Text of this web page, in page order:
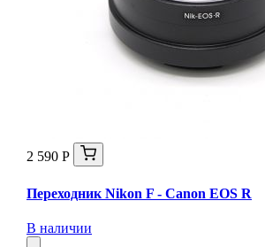
2 590 Р
Переходник Nikon F - Canon EOS R
В наличии